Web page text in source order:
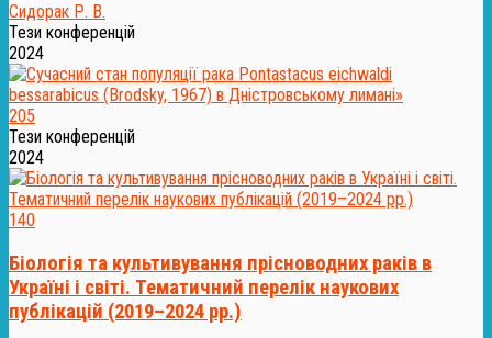
Сидорак Р. В.
Тези конференцій
2024
205
Тези конференцій
2024
140
Біологія та культивування прісноводних раків в
Україні і світі. Тематичний перелік наукових
публікацій (2019–2024 рр.)